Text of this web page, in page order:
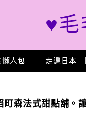
♥毛
懶人包 走遍日本
町森法式甜點舖。